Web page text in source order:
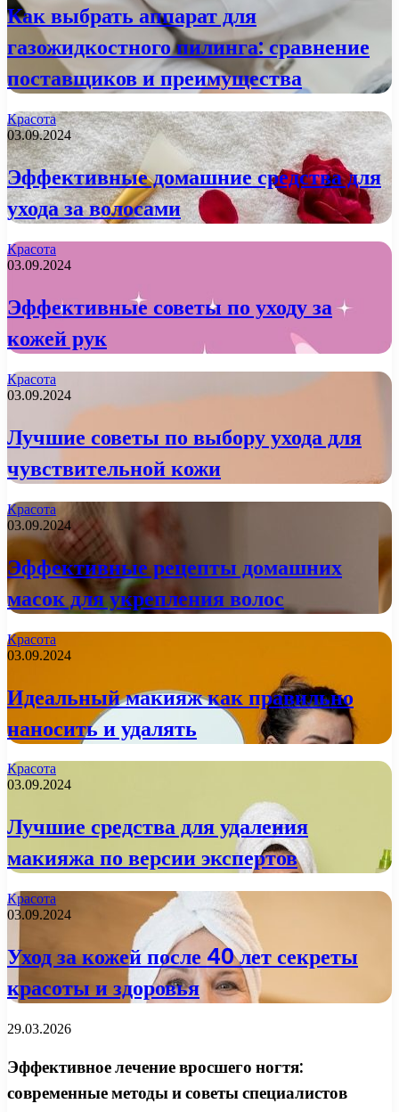
Как выбрать аппарат для
газожидкостного пилинга: сравнение
поставщиков и преимущества
Красота
03.09.2024
Эффективные домашние средства для
ухода за волосами
Красота
03.09.2024
Эффективные советы по уходу за
кожей рук
Красота
03.09.2024
Лучшие советы по выбору ухода для
чувствительной кожи
Красота
03.09.2024
Эффективные рецепты домашних
масок для укрепления волос
Красота
03.09.2024
Идеальный макияж как правильно
наносить и удалять
Красота
03.09.2024
Лучшие средства для удаления
макияжа по версии экспертов
Красота
03.09.2024
Уход за кожей после 40 лет секреты
красоты и здоровья
29.03.2026
Эффективное лечение вросшего ногтя:
современные методы и советы специалистов